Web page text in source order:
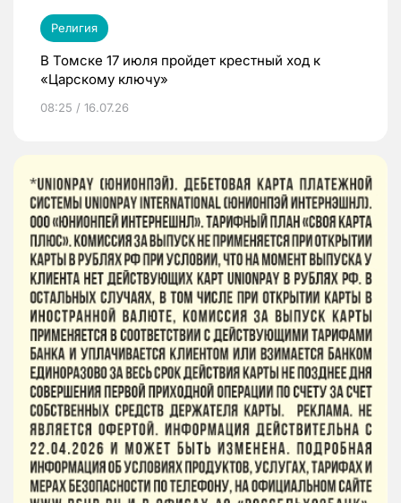
Религия
В Томске 17 июля пройдет крестный ход к
«Царскому ключу»
08:25 / 16.07.26